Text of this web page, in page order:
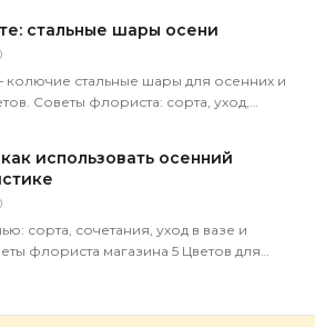
стальные шары осени
стальные шары для осенних и
Советы флориста: сорта, уход,
использовать осенний
сорта, сочетания, уход в вазе и
флориста магазина 5 Цветов для